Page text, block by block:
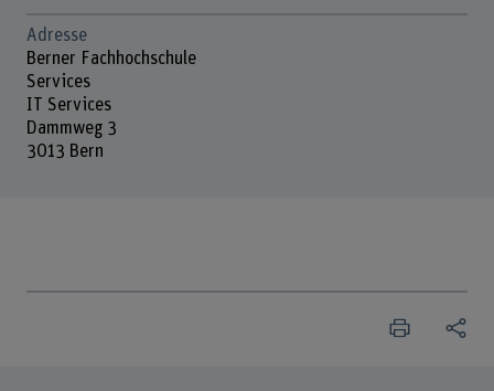
Adresse
Berner Fachhochschule
Services
IT Services
Dammweg 3
3013 Bern